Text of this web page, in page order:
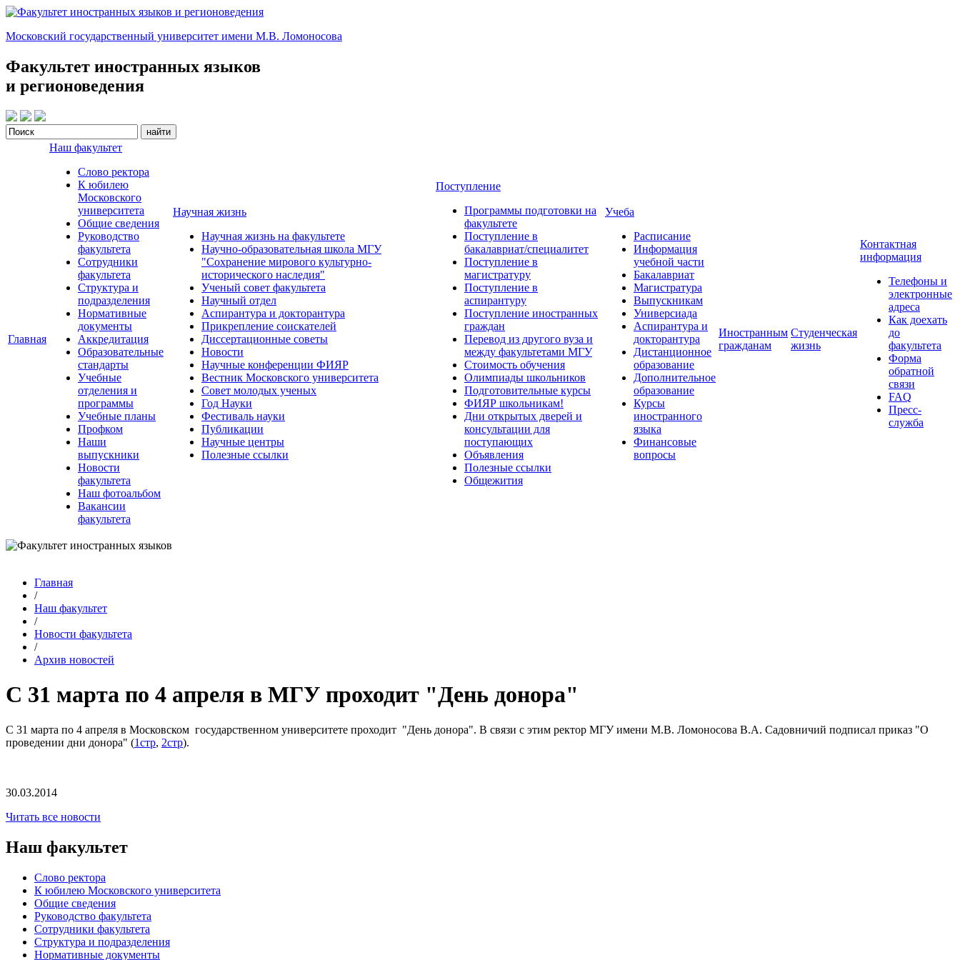
Московский государственный университет имени М.В. Ломоносова
Факультет иностранных языков
и регионоведения
Главная
Наш факультет
Слово ректора
К юбилею
Московского
университета
Общие сведения
Руководство
факультета
Сотрудники
факультета
Структура и
подразделения
Нормативные
документы
Аккредитация
Образовательные
стандарты
Учебные
отделения и
программы
Учебные планы
Профком
Наши
выпускники
Новости
факультета
Наш фотоальбом
Вакансии
факультета
Научная жизнь
Научная жизнь на факультете
Научно-образовательная школа МГУ
"Сохранение мирового культурно-
исторического наследия"
Ученый совет факультета
Научный отдел
Аспирантура и докторантура
Прикрепление соискателей
Диссертационные советы
Новости
Научные конференции ФИЯР
Вестник Московского университета
Совет молодых ученых
Год Науки
Фестиваль науки
Публикации
Научные центры
Полезные ссылки
Поступление
Программы подготовки на
факультете
Поступление в
бакалавриат/специалитет
Поступление в
магистратуру
Поступление в
аспирантуру
Поступление иностранных
граждан
Перевод из другого вуза и
между факультетами МГУ
Стоимость обучения
Олимпиады школьников
Подготовительные курсы
ФИЯР школьникам!
Дни открытых дверей и
консультации для
поступающих
Объявления
Полезные ссылки
Общежития
Учеба
Расписание
Информация
учебной части
Бакалавриат
Магистратура
Выпускникам
Универсиада
Аспирантура и
докторантура
Дистанционное
образование
Дополнительное
образование
Курсы
иностранного
языка
Финансовые
вопросы
Иностранным
гражданам
Студенческая
жизнь
Контактная
информация
Телефоны и
электронные
адреса
Как доехать
до
факультета
Форма
обратной
связи
FAQ
Пресс-
служба
Главная
/
Наш факультет
/
Новости факультета
/
Архив новостей
С 31 марта по 4 апреля в МГУ проходит "День донора"
С 31 марта по 4 апреля в Московском государственном университете проходит "День донора". В связи с этим ректор МГУ имени М.В. Ломоносова В.А. Садовничий подписал приказ "О
проведении дни донора" (1стр, 2стр).
30.03.2014
Читать все новости
Наш факультет
Слово ректора
К юбилею Московского университета
Общие сведения
Руководство факультета
Сотрудники факультета
Структура и подразделения
Нормативные документы